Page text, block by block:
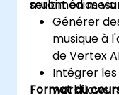
multimédias via
seront en
Générer
musique à
de Vertex
Intégrer
workflows
Format du